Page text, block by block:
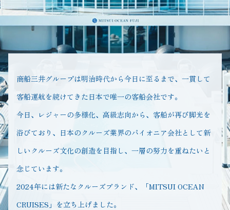
商船三井グループは明治時代から今日に至るまで、一貫して
客船運航を続けてきた日本で唯一の客船会社です。
今日、レジャーの多様化、高級志向から、客船が再び脚光を
浴びており、日本のクルーズ業界のパイオニア会社として新
しいクルーズ文化の創造を目指し、一層の努力を重ねたいと
念じています。
2024年には新たなクルーズブランド、「MITSUI OCEAN
CRUISES」を立ち上げました。